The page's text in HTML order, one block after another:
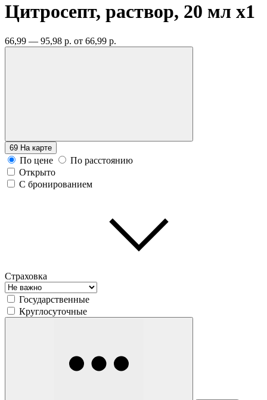
Цитросепт, раствор, 20 мл x1
66,99 — 95,98 р. от 66,99 р.
69 На карте
По цене
По расстоянию
Открыто
С бронированием
Страховка
Государственные
Круглосуточные